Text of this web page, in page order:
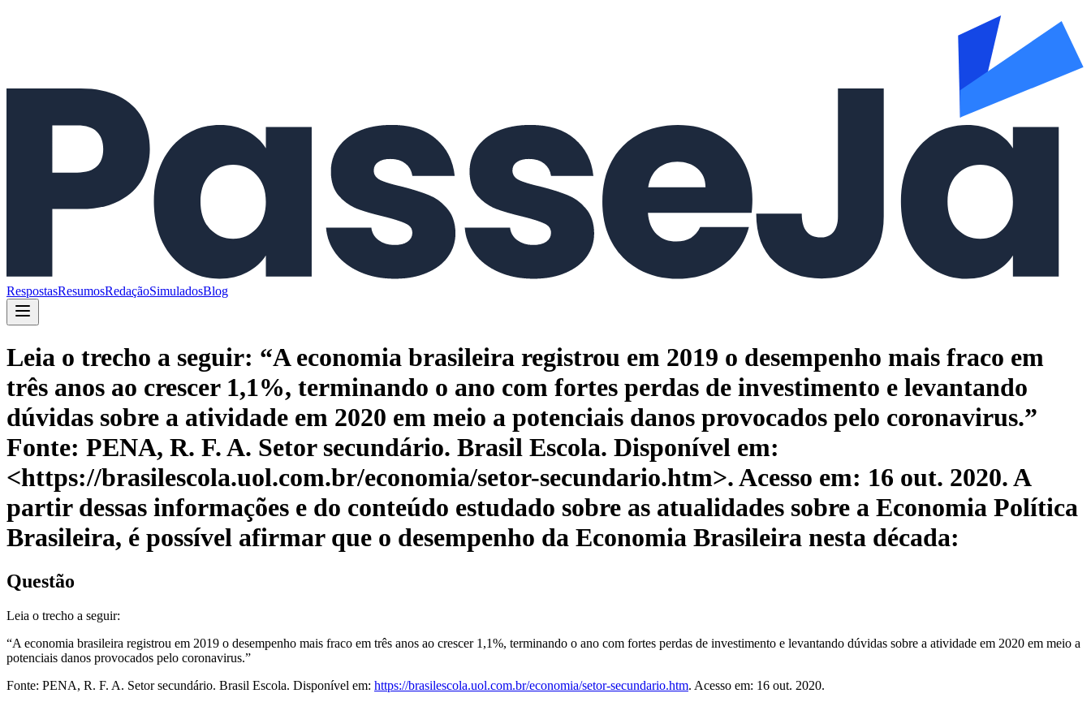
RespostasResumosRedaçãoSimuladosBlog
Leia o trecho a seguir: “A economia brasileira registrou em 2019 o desempenho mais fraco em
três anos ao crescer 1,1%, terminando o ano com fortes perdas de investimento e levantando
dúvidas sobre a atividade em 2020 em meio a potenciais danos provocados pelo coronavirus.”
Fonte: PENA, R. F. A. Setor secundário. Brasil Escola. Disponível em:
<https://brasilescola.uol.com.br/economia/setor-secundario.htm>. Acesso em: 16 out. 2020. A
partir dessas informações e do conteúdo estudado sobre as atualidades sobre a Economia Política
Brasileira, é possível afirmar que o desempenho da Economia Brasileira nesta década:
Questão
Leia o trecho a seguir:
“A economia brasileira registrou em 2019 o desempenho mais fraco em três anos ao crescer 1,1%, terminando o ano com fortes perdas de investimento e levantando dúvidas sobre a atividade em 2020 em meio a
potenciais danos provocados pelo coronavirus.”
Fonte: PENA, R. F. A. Setor secundário. Brasil Escola. Disponível em: https://brasilescola.uol.com.br/economia/setor-secundario.htm. Acesso em: 16 out. 2020.